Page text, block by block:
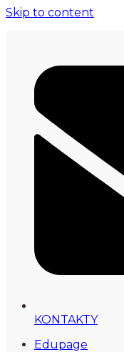
Skip to content
KONTAKTY
Edupage